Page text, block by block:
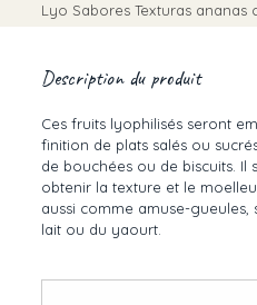
Lyo Sabores Texturas ananas
Description du produit
Ces fruits lyophilisés seront
finition de plats salés ou
de bouchées ou de biscuits.
obtenir la texture et le
aussi comme amuse-
lait ou du yaourt.